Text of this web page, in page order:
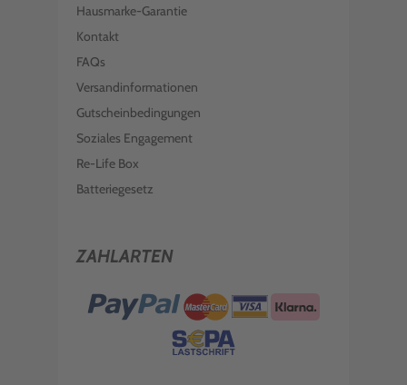
Hausmarke-Garantie
Kontakt
FAQs
Versandinformationen
Gutscheinbedingungen
Soziales Engagement
Re-Life Box
Batteriegesetz
ZAHLARTEN